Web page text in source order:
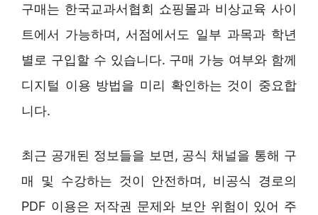
구매는 한국교과서협회 쇼핑몰과 비상교육 사이
트에서 가능하며, 서점에서도 일부 과목과 학년
별로 구입할 수 있습니다. 구매 가능 여부와 함께
디지털 이용 방법을 미리 확인하는 것이 중요합
니다.
최근 공개된 정보들을 보면, 공식 채널을 통해 구
매 및 수강하는 것이 안전하며, 비공식 경로의
PDF 이용은 저작권 문제와 보안 위험이 있어 주